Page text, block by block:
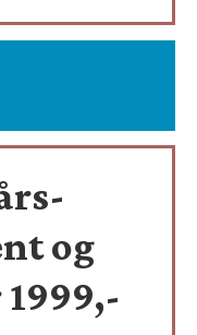
og